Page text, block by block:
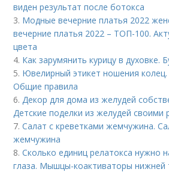
виден результат после ботокса
3. Модные вечерние платья 2022
вечерние платья 2022 – ТОП-100.
цвета
4. Как зарумянить курицу в духовке.
5. Ювелирный этикет ношения
Общие правила
6. Декор для дома из желудей
Детские поделки из желудей своими
7.Салат с креветками жемчужина.
жемчужина
8.Сколько единиц релатокса нужно
глаза. Мышцы-коактиваторы нижней